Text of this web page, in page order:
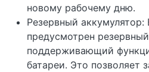
новому рабочему дню.
Резервный аккумулятор:
предусмотрен
поддерживающий
батареи. Это позволяет